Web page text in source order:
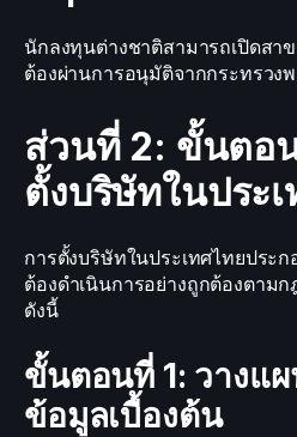
นักลงทุนต่างชาติสามารถเปิดสา
ต้องผ่านการอนุมัติจากกระทรวง
ส่วนที่ 2: ขั้นตอ
ตั้งบริษัทในประ
การตั้งบริษัทในประเทศไทยประ
ต้องดำเนินการอย่างถูกต้องตาม
ดังนี้
ขั้นตอนที่ 1: วางแ
ข้อมูลเบื้องต้น